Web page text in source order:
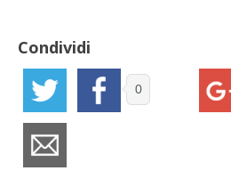
GARDENA
VERONESI
RIMANI A CONTATTO
Condividi
0